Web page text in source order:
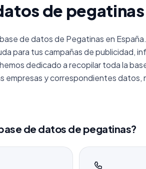
de pegatinas
de datos de Pegatinas en
para tus campañas de publicidad,
dedicado a recopilar toda la
empresas y correspondientes datos,
de datos de pegatinas?